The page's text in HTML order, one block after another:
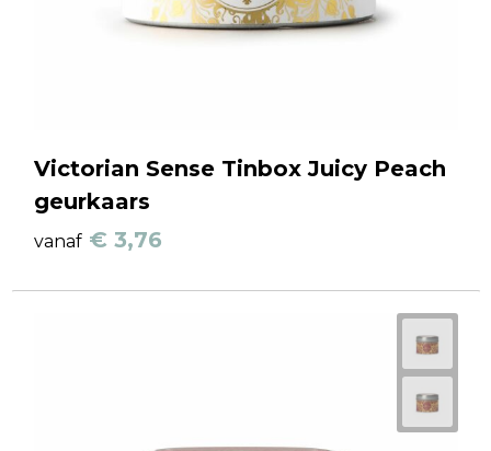
Victorian Sense Tinbox Juicy Peach
geurkaars
vanaf € 3,76